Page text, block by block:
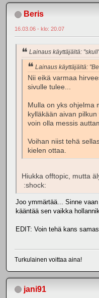
Beris
16.03.06 - klo: 20.07
Lainaus käyttäjältä:
Lainaus käyttäjältä:
Nii eikä varmaa
sivulle tulee...
Mulla on yks ohjelma
kylläkään aivan pilkun
voin olla messis
Voihan niist tehä
kielen ottaa.
Hiukka offtopic, mutta
:shock:
Joo ymmärtää... Sinne
kääntää sen vaikka
EDIT: Voin tehä kans
Turkulainen voittaa aina!
jani91